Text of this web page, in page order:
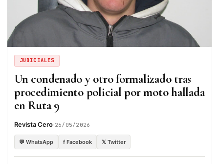
JUDICIALES
Un condenado y otro formalizado tras
procedimiento policial por moto hallada
en Ruta 9
Revista Cero·26/05/2026
💬 WhatsApp f Facebook 𝕏 Twitter